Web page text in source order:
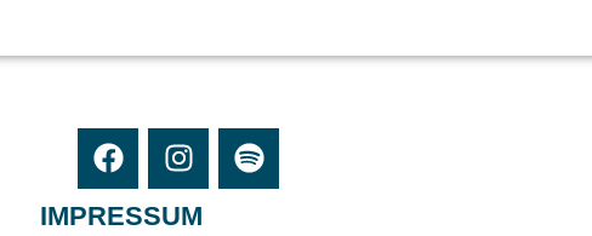
IMPRESSUM